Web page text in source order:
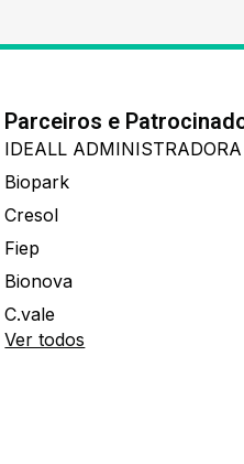
Parceiros e
Biopark
Cresol
Fiep
Bionova
C.vale
Ver todos